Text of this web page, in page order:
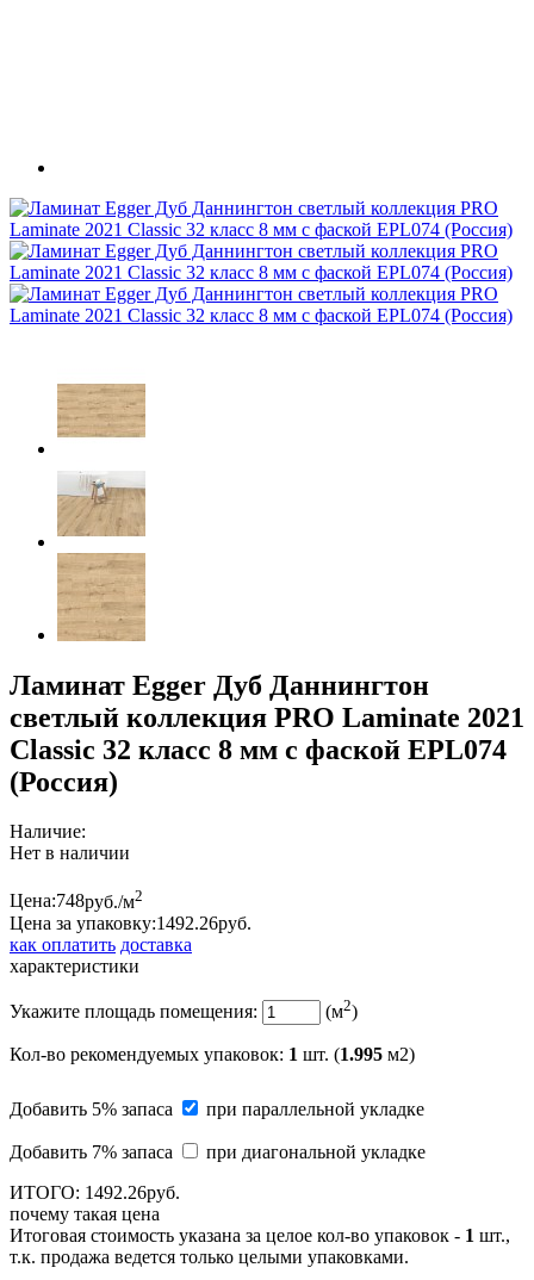
Ламинат Egger Дуб Даннингтон
светлый коллекция PRO Laminate 2021
Classic 32 класс 8 мм с фаской EPL074
(Россия)
Наличие:
Нет в наличии
Цена:748руб./м2
Цена за упаковку:1492.26руб.
как оплатить доставка
характеристики
Укажите площадь помещения: (м2)
Кол-во рекомендуемых упаковок: 1 шт. (1.995 м2)
Добавить 5% запаса при параллельной укладке
Добавить 7% запаса
при диагональной укладке
ИТОГО: 1492.26руб.
почему такая цена
Итоговая стоимость указана за целое кол-во упаковок - 1 шт.,
т.к. продажа ведется только целыми упаковками.